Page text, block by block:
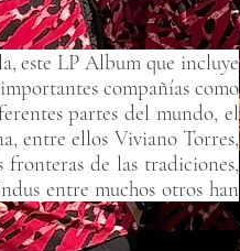
este LP Album que incluye
compañías como
partes del mundo, el
entre ellos Viviano Torres,
fronteras de las tradiciones,
entre muchos otros han